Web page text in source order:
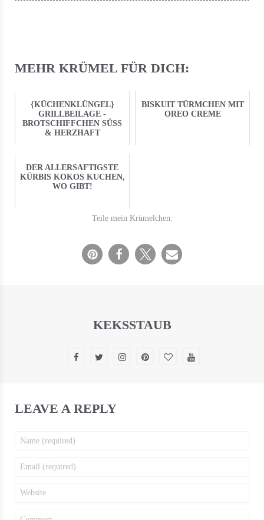
MEHR KRÜMEL FÜR DICH:
{KÜCHENKLÜNGEL}
GRILLBEILAGE -
BROTSCHIFFCHEN SÜSS &
HERZHAFT
BISKUIT TÜRMCHEN MIT
OREO CREME
DER ALLERSAFTIGSTE
KÜRBIS KOKOS KUCHEN,
WO GIBT!
Teile mein Krümelchen:
KEKSSTAUB
LEAVE A REPLY